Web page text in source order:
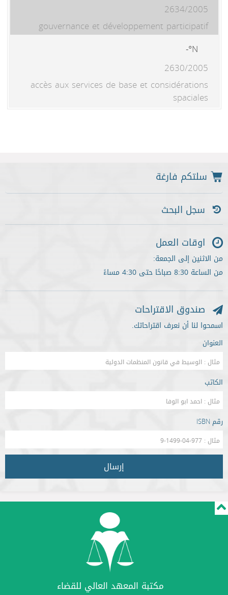
2634/2005
gouvernance et développement participatif
N°-
2630/2005
accès aux services de base et considérations
spaciales
سجل البحث
اوقات العمل
من الاثنين إلى الجمعة:
من الساعة 8:30 صباحًا حتى 4:30 مساءً
صندوق الاقتراحات
اسمحوا لنا أن نعرف اقتراحاتك.
العنوان
الكاتب
رقم ISBN
إرسال
مكتبة المعهد العالي للقضاء